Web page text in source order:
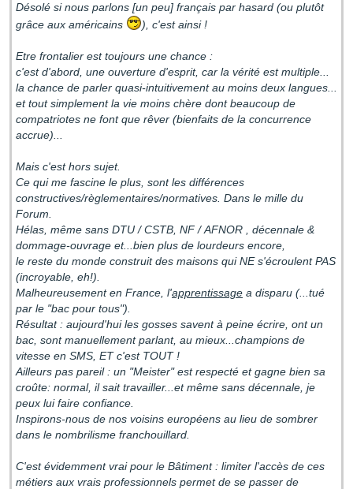
Désolé si nous parlons [un peu] français par hasard (ou plutôt
grâce aux américains
), c'est ainsi !
Etre frontalier est toujours une chance :
c'est d'abord, une ouverture d'esprit, car la vérité est multiple...
la chance de parler quasi-intuitivement au moins deux langues...
et tout simplement la vie moins chère dont beaucoup de
compatriotes ne font que rêver (bienfaits de la concurrence
accrue)...
Mais c'est hors sujet.
Ce qui me fascine le plus, sont les différences
constructives/règlementaires/normatives. Dans le mille du
Forum.
Hélas, même sans DTU / CSTB, NF / AFNOR , décennale &
dommage-ouvrage et...bien plus de lourdeurs encore,
le reste du monde construit des maisons qui NE s'écroulent PAS
(incroyable, eh!).
Malheureusement en France, l'apprentissage a disparu (...tué
par le "bac pour tous").
Résultat : aujourd'hui les gosses savent à peine écrire, ont un
bac, sont manuellement parlant, au mieux...champions de
vitesse en SMS, ET c'est TOUT !
Ailleurs pas pareil : un "Meister" est respecté et gagne bien sa
croûte: normal, il sait travailler...et même sans décennale, je
peux lui faire confiance.
Inspirons-nous de nos voisins européens au lieu de sombrer
dans le nombrilisme franchouillard.
C'est évidemment vrai pour le Bâtiment : limiter l'accès de ces
métiers aux vrais professionnels permet de se passer de